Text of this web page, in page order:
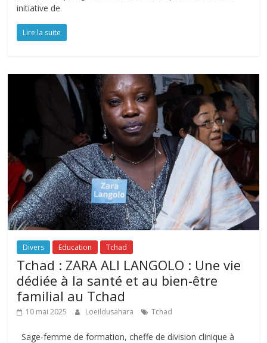
initiative de
Lire la suite
Divers Education Tchad
Tchad : ZARA ALI LANGOLO : Une vie
dédiée à la santé et au bien-être
familial au Tchad
10 mai 2025 Loeildusahara Tchad
Sage-femme de formation, cheffe de division clinique à